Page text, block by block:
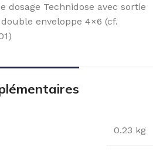
dosage Technidose avec sortie
enveloppe 4×6 (cf.
0.23 kg